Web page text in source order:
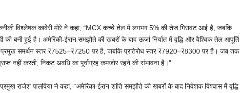
विश्लेषक कावेरी मोरे ने कहा, “MCX कच्चे तेल में लगभग 5% की तेज गिरावट आई है, जबकि
की बनी हुई है। अमेरिकी-ईरान समझौते की खबरों के बाद ऊर्जा निर्यात में वृद्धि और वैश्विक तेल आपूर्ति
प्रमुख समर्थन स्तर ₹7525–₹7250 पर है, जबकि प्रतिरोध स्तर ₹7920–₹8300 पर है। जब तक
नहीं करतीं, निकट अवधि का पूर्वाग्रह कमजोर रहने की संभावना है।”
राजेश पालविया ने कहा, “अमेरिका-ईरान शांति समझौते की खबरों के बाद निवेशक विश्वास में वृद्धि